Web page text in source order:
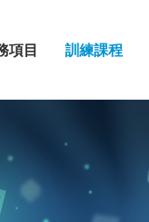
項目 訓練課程